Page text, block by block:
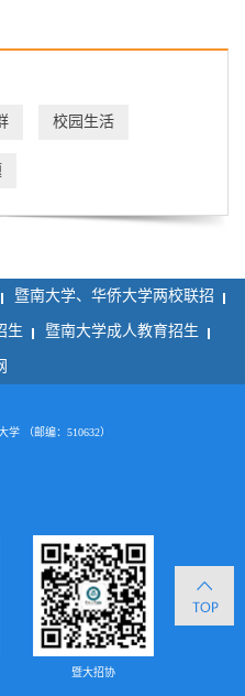
校园生活
暨南大学、华侨大学两校联招
生 暨南大学成人教育招生
（邮编：510632）
暨大招协